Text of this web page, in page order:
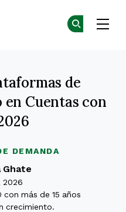
DEMANDA
de
Cuentas con
Ghate
2026
más de 15 años
crecimiento.